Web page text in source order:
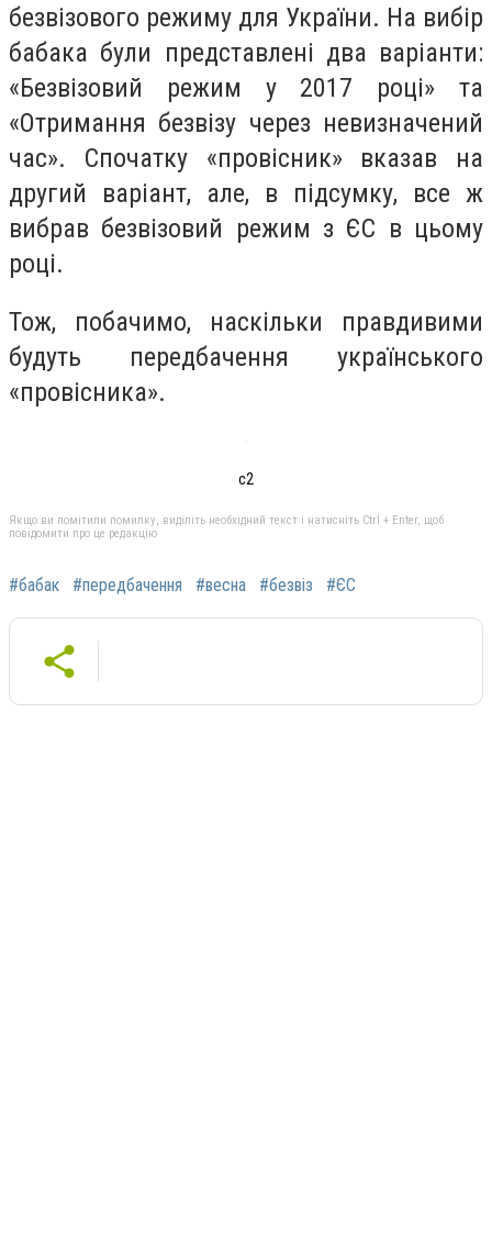
безвізового режиму для України. На вибір
бабака були представлені два варіанти:
«Безвізовий режим у 2017 році» та
«Отримання безвізу через невизначений
час». Спочатку «провісник» вказав на
другий варіант, але, в підсумку, все ж
вибрав безвізовий режим з ЄС в цьому
році.
Тож, побачимо, наскільки правдивими
будуть передбачення українського
«провісника».
с2
Якщо ви помітили помилку, виділіть необхідний текст і натисніть Ctrl + Enter, щоб
повідомити про це редакцію
#бабак #передбачення #весна #безвіз #ЄС